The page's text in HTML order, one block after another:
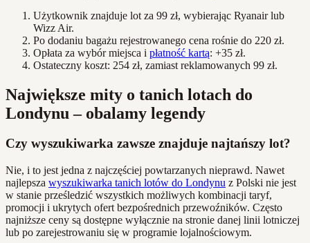
Użytkownik znajduje lot za 99 zł, wybierając Ryanair lub
Wizz Air.
Po dodaniu bagażu rejestrowanego cena rośnie do 220 zł.
Opłata za wybór miejsca i płatność kartą: +35 zł.
Ostateczny koszt: 254 zł, zamiast reklamowanych 99 zł.
Największe mity o tanich lotach do
Londynu – obalamy legendy
Czy wyszukiwarka zawsze znajduje najtańszy lot?
Nie, i to jest jedna z najczęściej powtarzanych nieprawd. Nawet
najlepsza wyszukiwarka tanich lotów do Londynu z Polski nie jest
w stanie prześledzić wszystkich możliwych kombinacji taryf,
promocji i ukrytych ofert bezpośrednich przewoźników. Często
najniższe ceny są dostępne wyłącznie na stronie danej linii lotniczej
lub po zarejestrowaniu się w programie lojalnościowym.